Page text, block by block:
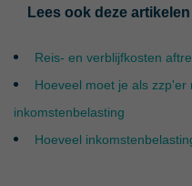
Lees ook deze artikelen
Reis- en verblijfkosten
Hoeveel moet je als
inkomstenbelasting
Hoeveel